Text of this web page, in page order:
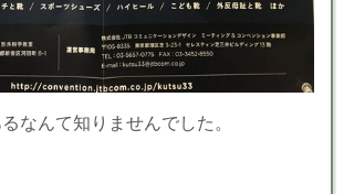
なんて知りませんでした。